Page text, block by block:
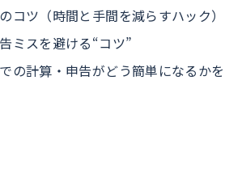
コツ（時間と手間を減らすハック）
ミスを避ける“コツ”
の計算・申告がどう簡単になるかを